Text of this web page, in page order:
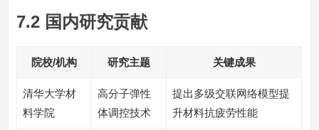
7.2 国内研究贡献
院校/机构 研究主题 关键成果
清华大学材
料学院
高分子弹性
体调控技术
提出多级交联网络模型提
升材料抗疲劳性能